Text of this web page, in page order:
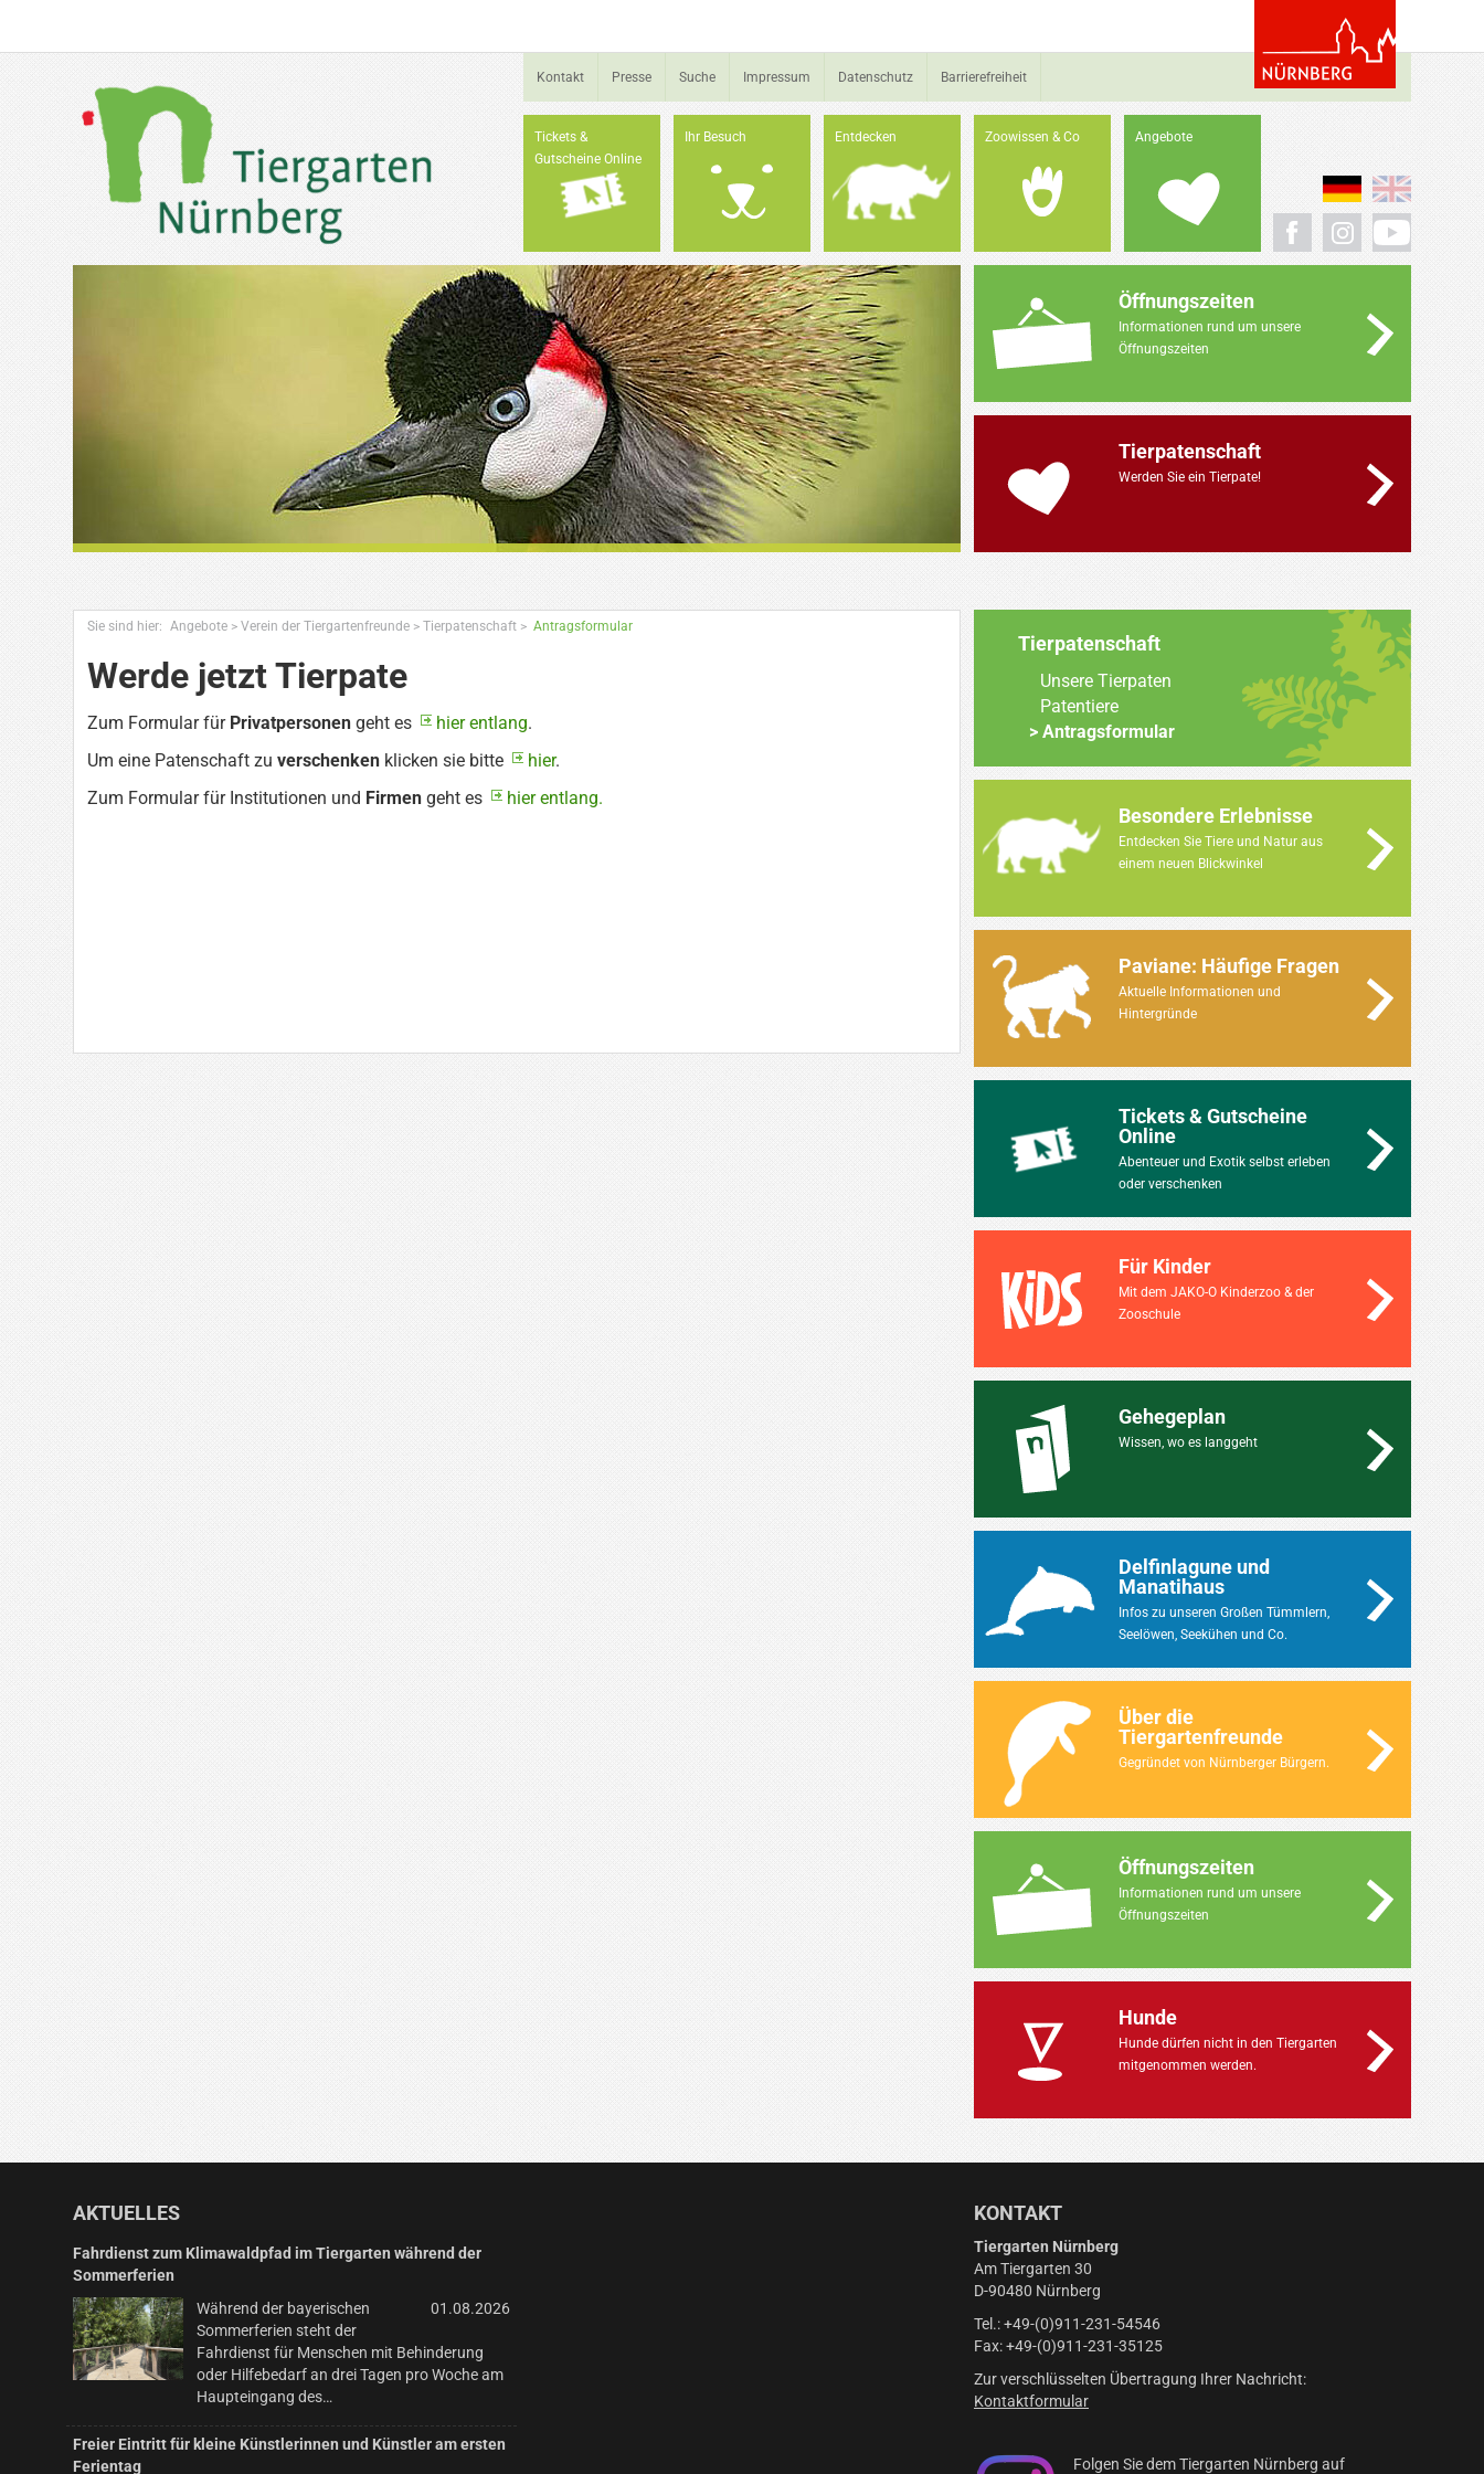
Tickets &
Gutscheine Online
Ihr Besuch Entdecken Zoowissen & Co Angebote
Kontakt Presse Suche Impressum Datenschutz Barrierefreiheit
Öffnungszeiten
Informationen rund um unsere
Öffnungszeiten
Tierpatenschaft
Werden Sie ein Tierpate!
Sie sind hier: Angebote > Verein der Tiergartenfreunde > Tierpatenschaft > Antragsformular
Werde jetzt Tierpate
Zum Formular für Privatpersonen geht es hier entlang.
Um eine Patenschaft zu verschenken klicken sie bitte hier.
Zum Formular für Institutionen und Firmen geht es hier entlang.
Tierpatenschaft
Unsere Tierpaten
Patentiere
Antragsformular
Besondere Erlebnisse
Entdecken Sie Tiere und Natur aus
einem neuen Blickwinkel
Paviane: Häufige Fragen
Aktuelle Informationen und
Hintergründe
Tickets & Gutscheine
Online
Abenteuer und Exotik selbst erleben
oder verschenken
Für Kinder
Mit dem JAKO-O Kinderzoo & der
Zooschule
Gehegeplan
Wissen, wo es langgeht
Delfinlagune und
Manatihaus
Infos zu unseren Großen Tümmlern,
Seelöwen, Seekühen und Co.
Über die
Tiergartenfreunde
Gegründet von Nürnberger Bürgern.
Öffnungszeiten
Informationen rund um unsere
Öffnungszeiten
Hunde
Hunde dürfen nicht in den Tiergarten
mitgenommen werden.
AKTUELLES
Fahrdienst zum Klimawaldpfad im Tiergarten während der
Sommerferien
01.08.2026
Während der bayerischen
Sommerferien steht der
Fahrdienst für Menschen mit Behinderung
oder Hilfebedarf an drei Tagen pro Woche am
Haupteingang des…
Freier Eintritt für kleine Künstlerinnen und Künstler am ersten
Ferientag
KONTAKT
Tiergarten Nürnberg
Am Tiergarten 30
D-90480 Nürnberg
Tel.: +49-(0)911-231-54546
Fax: +49-(0)911-231-35125
Zur verschlüsselten Übertragung Ihrer Nachricht:
Kontaktformular
Folgen Sie dem Tiergarten Nürnberg auf